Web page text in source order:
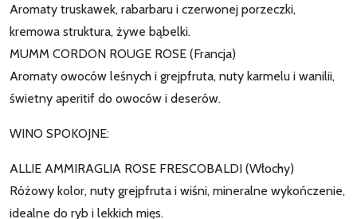
Aromaty truskawek, rabarbaru i czerwonej porzeczki,
kremowa struktura, żywe bąbelki.
MUMM CORDON ROUGE ROSE (Francja)
Aromaty owoców leśnych i grejpfruta, nuty karmelu i wanilii,
świetny aperitif do owoców i deserów.
WINO SPOKOJNE:
ALLIE AMMIRAGLIA ROSE FRESCOBALDI (Włochy)
Różowy kolor, nuty grejpfruta i wiśni, mineralne wykończenie,
idealne do ryb i lekkich mięs.